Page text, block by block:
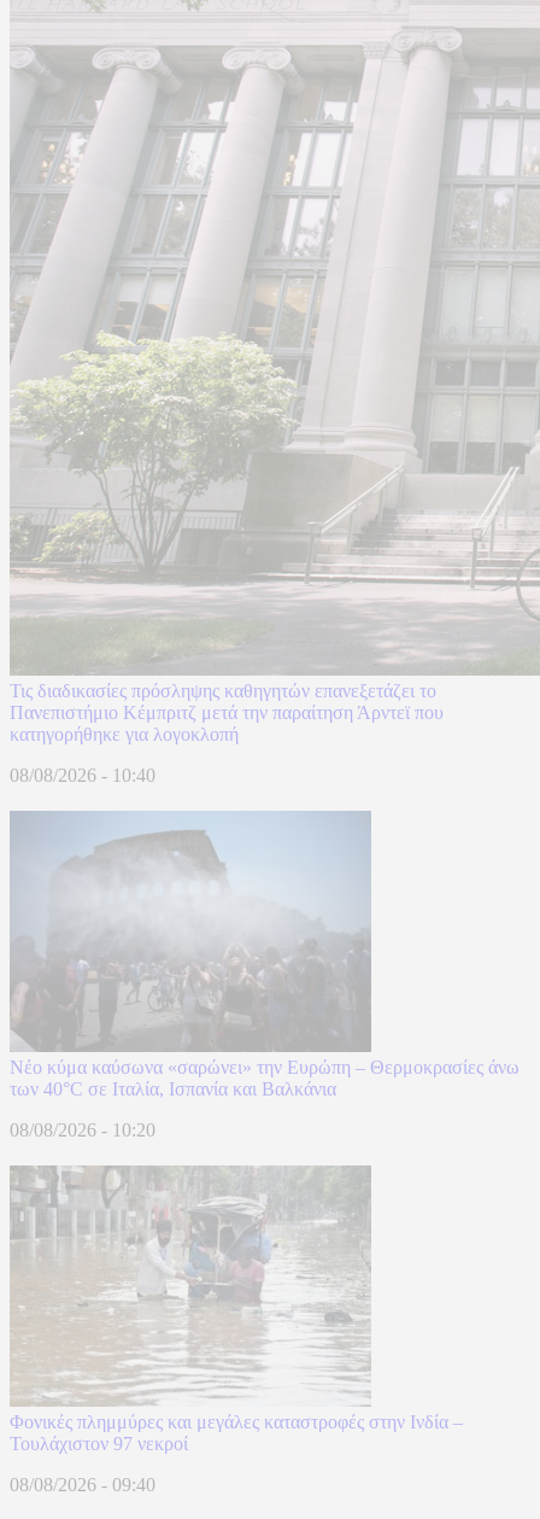
Τις διαδικασίες πρόσληψης καθηγητών επανεξετάζει το
Πανεπιστήμιο Κέμπριτζ μετά την παραίτηση Άρντεϊ που
κατηγορήθηκε για λογοκλοπή
08/08/2026 - 10:40
Νέο κύμα καύσωνα «σαρώνει» την Ευρώπη – Θερμοκρασίες άνω
των 40°C σε Ιταλία, Ισπανία και Βαλκάνια
08/08/2026 - 10:20
Φονικές πλημμύρες και μεγάλες καταστροφές στην Ινδία –
Τουλάχιστον 97 νεκροί
08/08/2026 - 09:40